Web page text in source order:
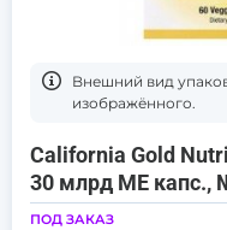
Bнешний вид
изображённого.
California Gold
30 млрд МЕ капс.,
ПОД ЗАКАЗ